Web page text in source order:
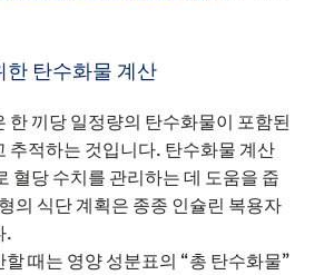
한 탄수화물 계산
한 끼당 일정량의 탄수화물이 포함된
추적하는 것입니다. 탄수화물 계산
혈당 수치를 관리하는 데 도움을 줍
의 식단 계획은 종종 인슐린 복용자
.
때는 영양 성분표의 “총 탄수화물”